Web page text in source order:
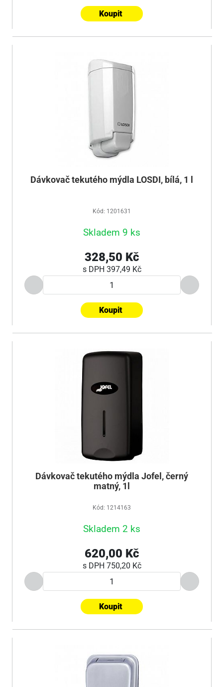
Koupit
Dávkovač tekutého mýdla LOSDI, bílá, 1 l
Kód: 1201631
Skladem 9 ks
328,50 Kč
s DPH 397,49 Kč
Koupit
Dávkovač tekutého mýdla Jofel, černý
matný, 1l
Kód: 1214163
Skladem 2 ks
620,00 Kč
s DPH 750,20 Kč
Koupit